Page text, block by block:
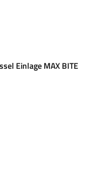
Einlage MAX BITE